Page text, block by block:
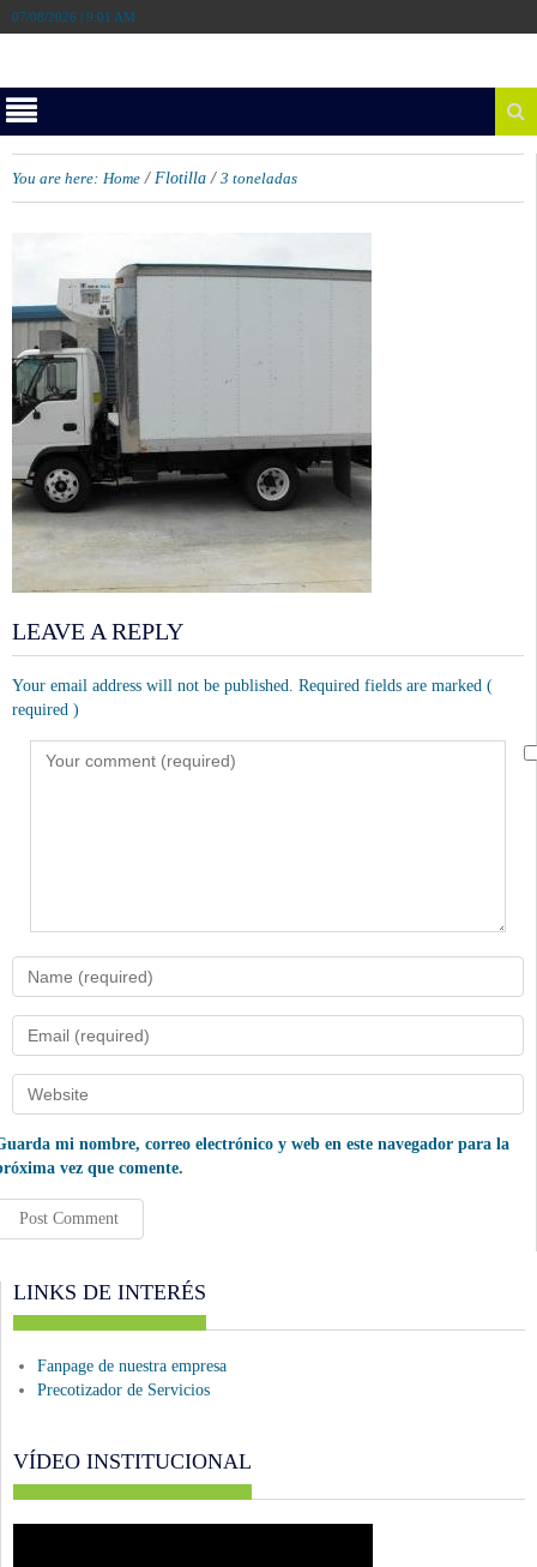
07/08/2026 | 9:01 AM
You are here: Home / Flotilla / 3 toneladas
LEAVE A REPLY
Your email address will not be published. Required fields are marked (
required )
mi nombre, correo electrónico y web en este navegador para la
vez que comente.
LINKS DE INTERÉS
Fanpage de nuestra empresa
Precotizador de Servicios
VÍDEO INSTITUCIONAL